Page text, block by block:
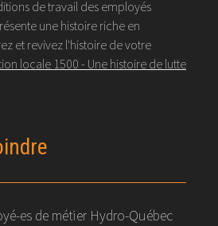
de travail des employés
une histoire riche en
et revivez l'histoire de votre
locale 1500 - Une histoire de lutte
es de métier Hydro-Québec